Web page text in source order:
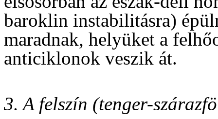
baroklin instabilitásra)
maradnak, helyüket a
anticiklonok veszik át.
3. A felszín (tenger-